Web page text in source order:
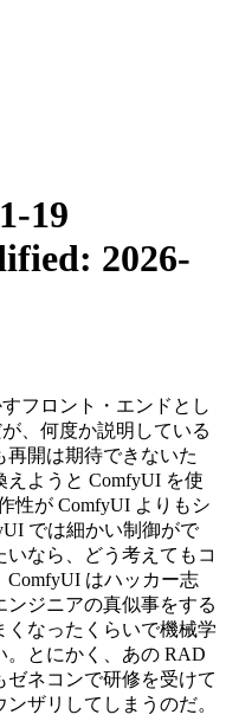
19
2026-
フロント・エンドとし
、何度か説明している
再開は期待できないた
ようと ComfyUI を使
性が ComfyUI よりもシ
では細かい制御がで
なら、どう考えてもコ
はハッカー志
ジニアの真似事をする
なったくらいで機械学
。とにかく、あの RAD
ネコンで研修を受けて
ザリしてしまうのだ。